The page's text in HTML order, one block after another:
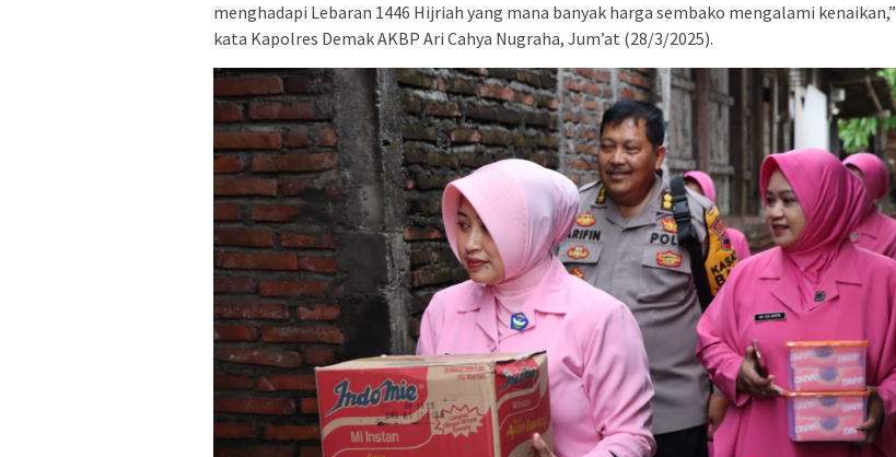
menghadapi Lebaran 1446 Hijriah yang mana banyak harga sembako mengalami kenaikan,”
kata Kapolres Demak AKBP Ari Cahya Nugraha, Jum’at (28/3/2025).